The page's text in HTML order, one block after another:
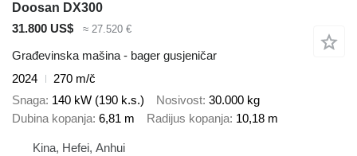
Doosan DX300
31.800 US$
≈ 27.520 €
Građevinska mašina - bager gusjeničar
2024
270 m/č
Snaga 140 kW (190 k.s.) Nosivost 30.000 kg
Dubina kopanja 6,81 m Radijus kopanja 10,18 m
Kina, Hefei, Anhui